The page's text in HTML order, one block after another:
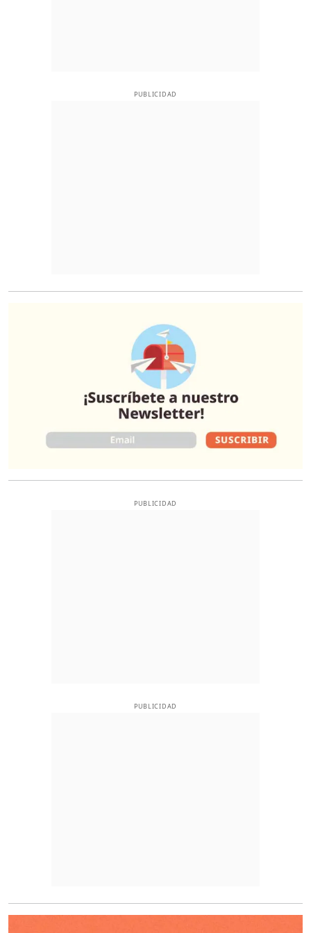
PUBLICIDAD
PUBLICIDAD
PUBLICIDAD